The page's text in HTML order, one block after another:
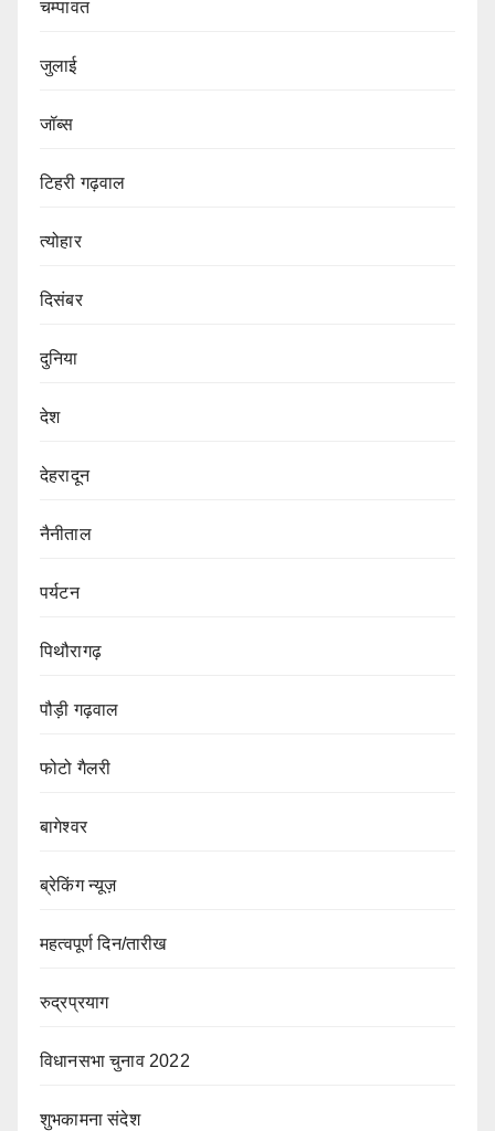
चम्पावत
जुलाई
जॉब्स
टिहरी गढ़वाल
त्योहार
दिसंबर
दुनिया
देश
देहरादून
नैनीताल
पर्यटन
पिथौरागढ़
पौड़ी गढ़वाल
फोटो गैलरी
बागेश्वर
ब्रेकिंग न्यूज़
महत्वपूर्ण दिन/तारीख
रुद्रप्रयाग
विधानसभा चुनाव 2022
शुभकामना संदेश